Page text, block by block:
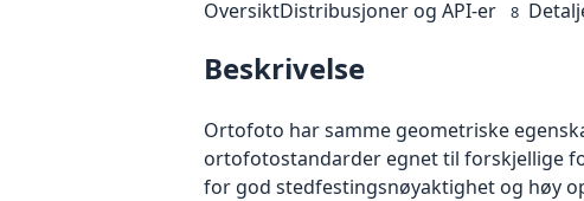
OversiktDistribusjoner og API-er 8
Beskrivelse
Ortofoto har samme geometriske
ortofotostandarder egnet til forskjellige
for god stedfestingsnøyaktighet og høy